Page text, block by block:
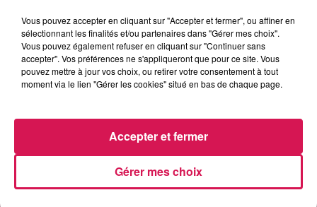
Peu Importe
Hate That I Made You
Love
We Are Good
CHALEUR ET RISQUE
D'ORAGES CE LUNDI EN
SAMBRE-AVESNOIS-
Vous pouvez accepter en cliquant sur "Accepter et fermer", ou affiner en
sélectionnant les finalités et/ou partenaires dans "Gérer mes choix".
Vous pouvez également refuser en cliquant sur "Continuer sans
accepter". Vos préférences ne s'appliqueront que pour ce site. Vous
pouvez mettre à jour vos choix, ou retirer votre consentement à tout
moment via le lien "Gérer les cookies" situé en bas de chaque page.
Gérer mes choix
Accepter et fermer